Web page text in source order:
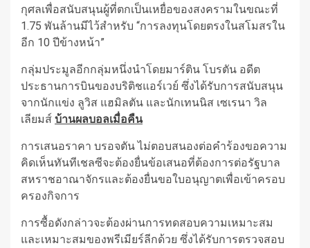
กุศลเพื่อสนับสนุนผู้ที่ตกเป็นเหยื่อของสงครามในขณะที่
1.75 พันล้านมีไว้สำหรับ “การลงทุนโดยตรงในสโมสรใน
อีก 10 ปีข้างหน้า”
กลุ่มประมูลอีกกลุ่มหนึ่งนำโดยมาร์ติน โบรตัน อดีต
ประธานการบินของบริติชแอร์เวย์ ซึ่งได้รับการสนับสนุน
จากนักแข่ง ลูวิส แฮมิลตัน และนักเทนนิส เซเรนา วิล
เลียมส์ บ้านผลบอลเมื่อคืน
การเสนอราคา บรอจตัน ไม่ตอบสนองต่อคำร้องขอความ
คิดเห็นทันทีเชลซีจะต้องยื่นข้อเสนอที่ต้องการต่อรัฐบาล
สหราชอาณาจักรและต้องยื่นขอใบอนุญาตเพื่อเข้าครอบ
ครองกิจการ
การซื้อดังกล่าวจะต้องผ่านการทดสอบความเหมาะสม
และเหมาะสมของพรีเมียร์ลีกด้วย ซึ่งได้รับการตรวจสอบ